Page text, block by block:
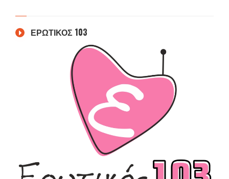
ΕΡΩΤΙΚΟΣ 103